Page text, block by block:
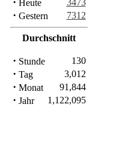
Heute 3473
· Gestern 7312
Durchschnitt
· Stunde 130
· Tag 3,012
· Monat 91,844
· Jahr 1,122,095